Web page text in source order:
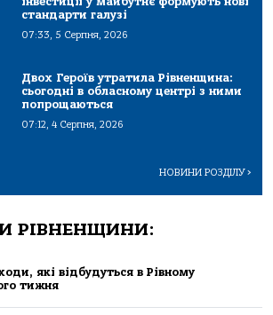
стандарти галузі
07:33, 5 Серпня, 2026
Двох Героїв утратила Рівненщина:
сьогодні в обласному центрі з ними
попрощаються
07:12, 4 Серпня, 2026
НОВИНИ РОЗДІЛУ>
РІВНЕНЩИНИ:
які відбудуться в Рівному
тижня